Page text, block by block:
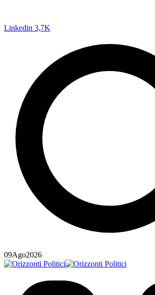
Linkedin 3,7K
09Ago2026